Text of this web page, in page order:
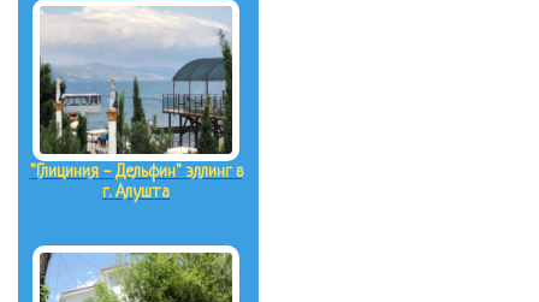
"Глициния - Дельфин" эллинг в
г. Алушта